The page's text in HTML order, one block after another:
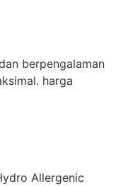
berpengalaman
harga
Allergenic